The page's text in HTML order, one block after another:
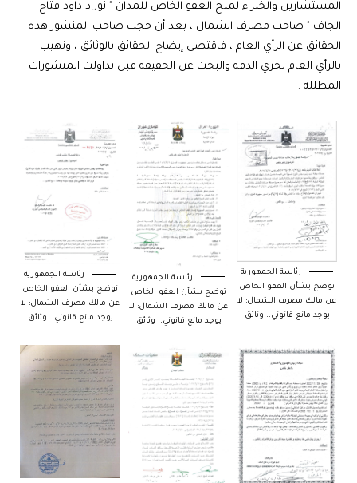
المستشارين والخبراء لمنح العفو الخاص للمدان " نوزاد داود فتاح
الجاف " صاحب مصرف الشمال ، بعد أن حجب صاحب المنشور هذه
الحقائق عن الرأي العام ، فاقتضى إيضاح الحقائق بالوثائق ، ونهيب
بالرأي العام تحري الدقة والبحث عن الحقيقة قبل تداولت المنشورات
المظللة .
رئاسة الجمهورية
توضح بشأن العفو الخاص
عن مالك مصرف الشمال: لا
يوجد مانع قانوني.. وثائق
رئاسة الجمهورية
توضح بشأن العفو الخاص
عن مالك مصرف الشمال: لا
يوجد مانع قانوني.. وثائق
رئاسة الجمهورية
توضح بشأن العفو الخاص
عن مالك مصرف الشمال: لا
يوجد مانع قانوني.. وثائق